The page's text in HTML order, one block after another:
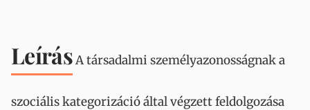
LeírásA társadalmi személyazonosságnak a
szociális kategorizáció által végzett feldolgozása